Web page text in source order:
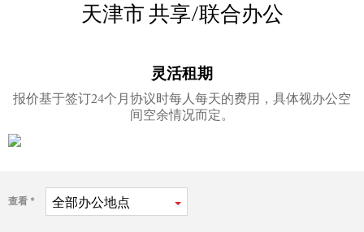
天津市共享/联合办公
灵活租期
报价基于签订24个月协议时每人每天的费用，具体视办公空
间空余情况而定。
查看 全部办公地点